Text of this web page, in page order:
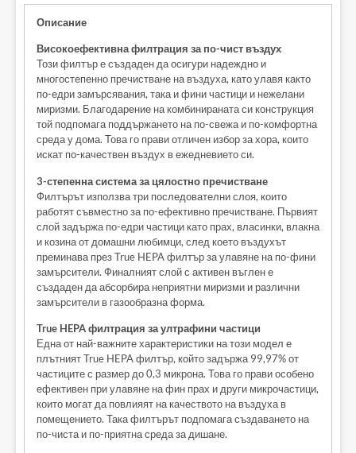
Описание
Високоефективна филтрация за по-чист въздух
Този филтър е създаден да осигури надеждно и
многостепенно пречистване на въздуха, като улавя както
по-едри замърсявания, така и фини частици и нежелани
миризми. Благодарение на комбинираната си конструкция
той подпомага поддържането на по-свежа и по-комфортна
среда у дома. Това го прави отличен избор за хора, които
искат по-качествен въздух в ежедневието си.
3-степенна система за цялостно пречистване
Филтърът използва три последователни слоя, които
работят съвместно за по-ефективно пречистване. Първият
слой задържа по-едри частици като прах, власинки, влакна
и козина от домашни любимци, след което въздухът
преминава през True HEPA филтър за улавяне на по-фини
замърсители. Финалният слой с активен въглен е
създаден да абсорбира неприятни миризми и различни
замърсители в газообразна форма.
True HEPA филтрация за ултрафини частици
Една от най-важните характеристики на този модел е
плътният True HEPA филтър, който задържа 99,97% от
частиците с размер до 0,3 микрона. Това го прави особено
ефективен при улавяне на фин прах и други микрочастици,
които могат да повлияят на качеството на въздуха в
помещението. Така филтърът подпомага създаването на
по-чиста и по-приятна среда за дишане.